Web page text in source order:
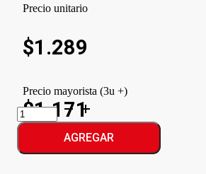
Precio unitario
$1.289
Precio mayorista (3u +)
$1.171
MORTIMER
FIBRA
ESPONJA
CUAD.ABRAS
cantidad
AGREGAR